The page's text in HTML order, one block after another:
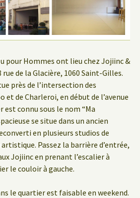
pour Hommes ont lieu chez Jojiinc &
rue de la Glacière, 1060 Saint-Gilles.
près de l’intersection des
et de Charleroi, en début de l’avenue
est connu sous le nom “Ma
se situe dans un ancien
en plusieurs studios de
Passez la barrière d’entrée,
Jojiinc en prenant l’escalier à
le couloir à gauche.
le quartier est faisable en weekend.